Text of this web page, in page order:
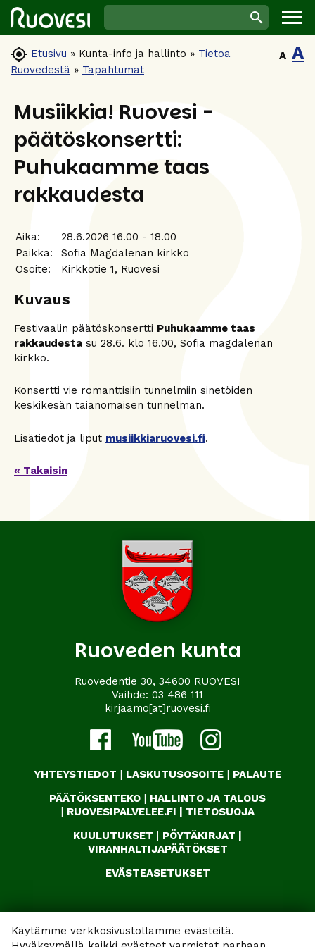
Käytämme verkkosivustollamme evästeitä.
 Etusivu » Kunta-info ja hallinto » Tietoa
Ruovedestä » Tapahtumat
A A
Musiikkia! Ruovesi -
päätöskonsertti:
Puhukaamme taas
rakkaudesta
Aika:
28.6.2026 16.00 - 18.00
Paikka:
Sofia Magdalenan kirkko
Osoite:
Kirkkotie 1, Ruovesi
Kuvaus
Festivaalin päätöskonsertti Puhukaamme taas
rakkaudesta su 28.6. klo 16.00, Sofia magdalenan
kirkko.
Konsertti vie romanttisiin tunnelmiin sinetöiden
keskikesän taianomaisen tunnelman.
Lisätiedot ja liput musiikkiaruovesi.fi.
« Takaisin
Ruoveden kunta
Ruovedentie 30, 34600 RUOVESI
Vaihde: 03 486 111
kirjaamo[at]ruovesi.fi
YHTEYSTIEDOT | LASKUTUSOSOITE | PALAUTE
PÄÄTÖKSENTEKO | HALLINTO JA TALOUS
| RUOVESIPALVELEE.FI | TIETOSUOJA
KUULUTUKSET | PÖYTÄKIRJAT |
VIRANHALTIJAPÄÄTÖKSET
EVÄSTEASETUKSET